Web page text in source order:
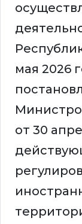
мая 2026
от 30